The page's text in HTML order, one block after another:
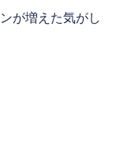
が増えた気がし